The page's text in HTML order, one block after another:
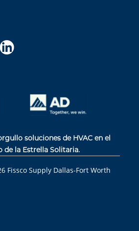
soluciones de HVAC en el
de la Estrella Solitaria.
Fissco Supply Dallas-Fort Worth